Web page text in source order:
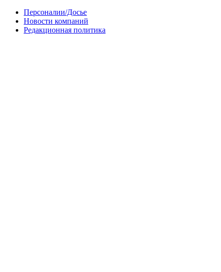
Персоналии/Досье
Новости компаний
Редакционная политика